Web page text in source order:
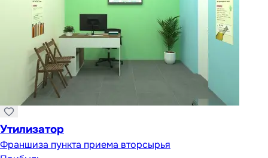
Утилизатор
Франшиза пункта приема вторсырья